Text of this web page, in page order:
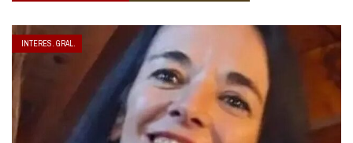
INTERES. GRAL.